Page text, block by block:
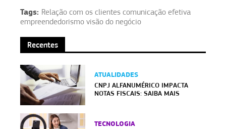
Tags: Relação com os clientes comunicação efetiva
empreendedorismo visão do negócio
Recentes
ATUALIDADES
CNPJ ALFANUMÉRICO IMPACTA
NOTAS FISCAIS: SAIBA MAIS
TECNOLOGIA